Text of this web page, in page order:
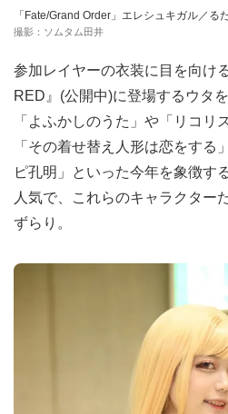
「Fate/Grand Order」エレシュキガル／る
撮影：ソムタム田井
参加レイヤーの衣装に目を向け
RED』(公開中)に登場するウタ
「よふかしのうた」や「リコリ
「その着せ替え人形は恋をする
ピ孔明」といった今年を象徴す
人気で、これらのキャラクター
ずらり。